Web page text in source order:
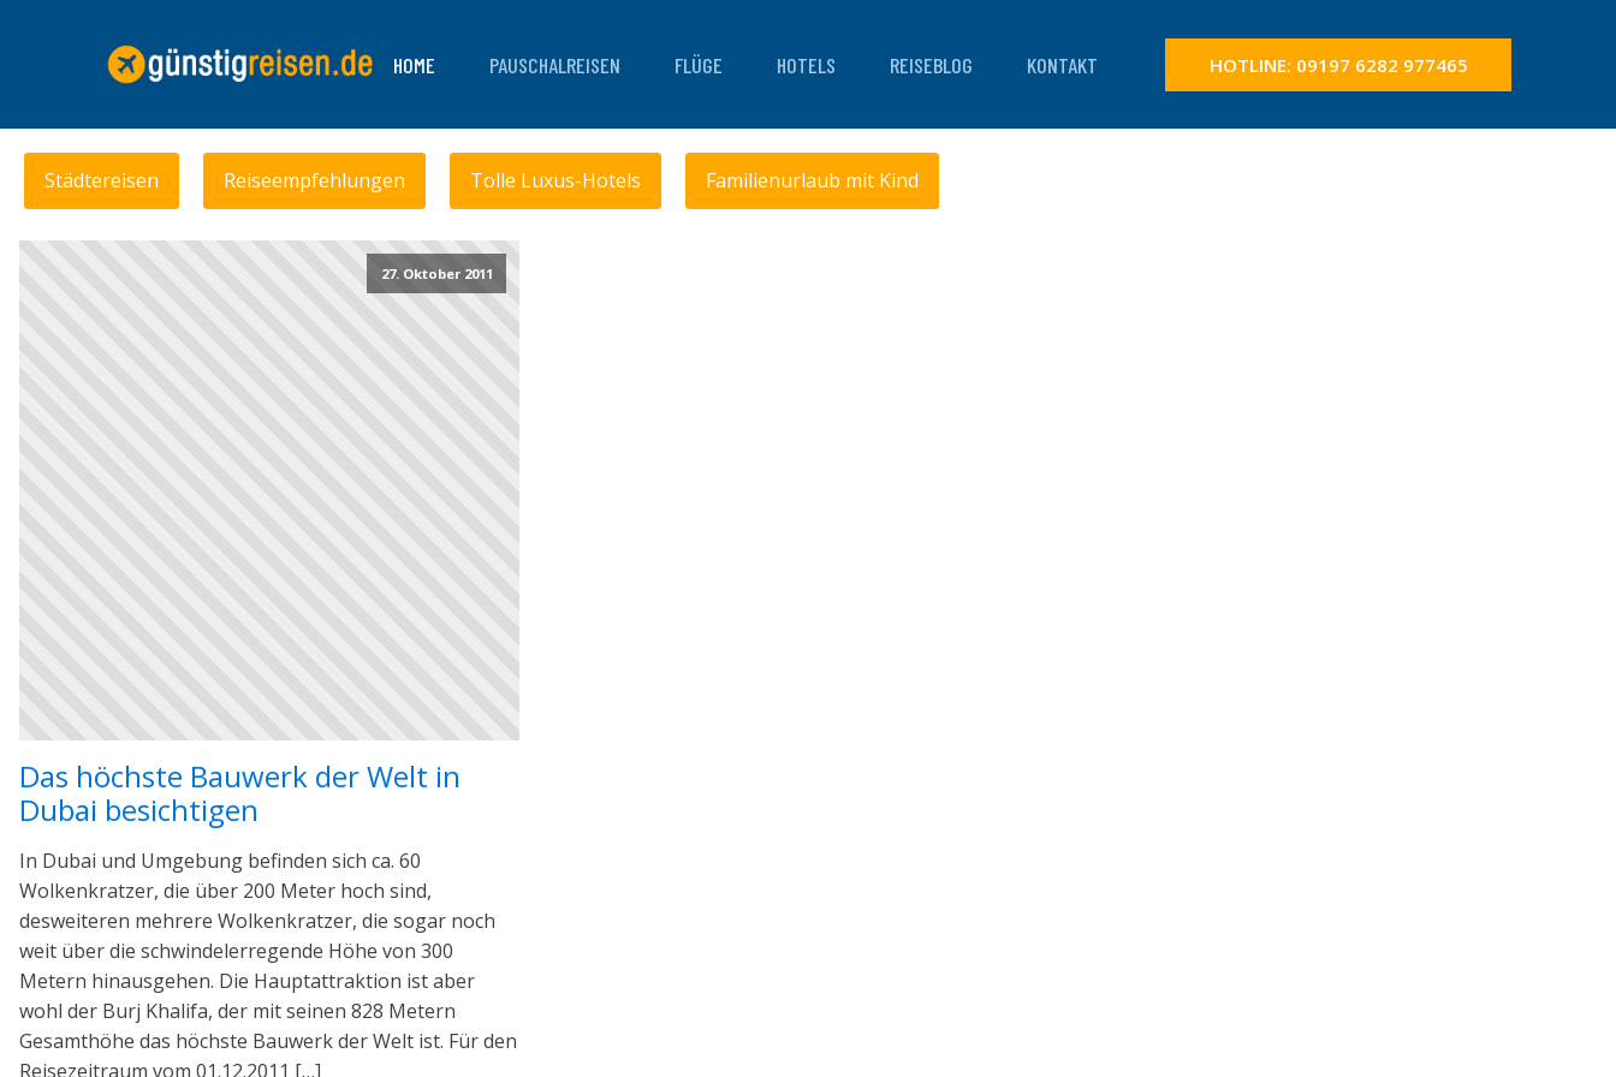
HOME PAUSCHALREISEN FLÜGE HOTELS REISEBLOG KONTAKT HOTLINE: 09197 6282 977465
Städtereisen Reiseempfehlungen Tolle Luxus-Hotels Familienurlaub mit Kind
27. Oktober 2011
Das höchste Bauwerk der Welt in
Dubai besichtigen
In Dubai und Umgebung befinden sich ca. 60
Wolkenkratzer, die über 200 Meter hoch sind,
desweiteren mehrere Wolkenkratzer, die sogar noch
weit über die schwindelerregende Höhe von 300
Metern hinausgehen. Die Hauptattraktion ist aber
wohl der Burj Khalifa, der mit seinen 828 Metern
Gesamthöhe das höchste Bauwerk der Welt ist. Für den
Reisezeitraum vom 01.12.2011 […]